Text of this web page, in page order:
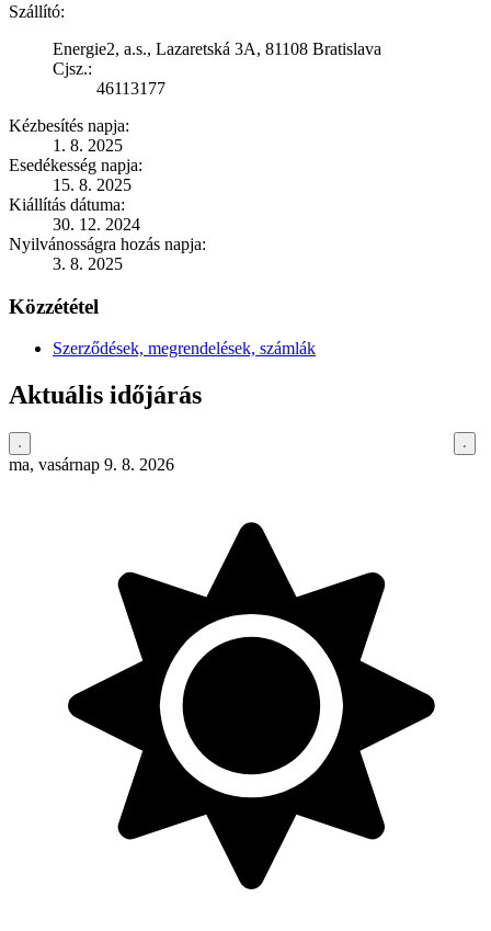
Szállító:
Energie2, a.s., Lazaretská 3A, 81108 Bratislava
Cjsz.:
46113177
Kézbesítés napja:
1. 8. 2025
Esedékesség napja:
15. 8. 2025
Kiállítás dátuma:
30. 12. 2024
Nyilvánosságra hozás napja:
3. 8. 2025
Közzététel
Szerződések, megrendelések, számlák
Aktuális időjárás
ma, vasárnap 9. 8. 2026